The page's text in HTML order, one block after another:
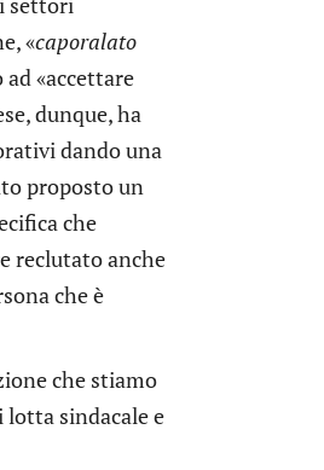
«caporalato
«accettare
dunque, ha
dando una
proposto un
che
reclutato anche
che è
che stiamo
sindacale e